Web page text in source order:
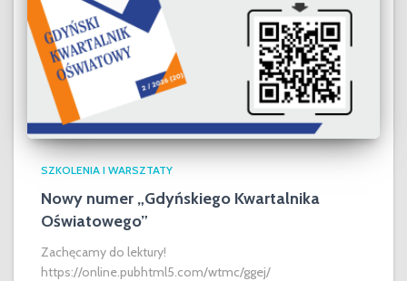
SZKOLENIA I WARSZTATY
Nowy numer „Gdyńskiego Kwartalnika
Oświatowego”
Zachęcamy do lektury!
https://online.pubhtml5.com/wtmc/ggej/